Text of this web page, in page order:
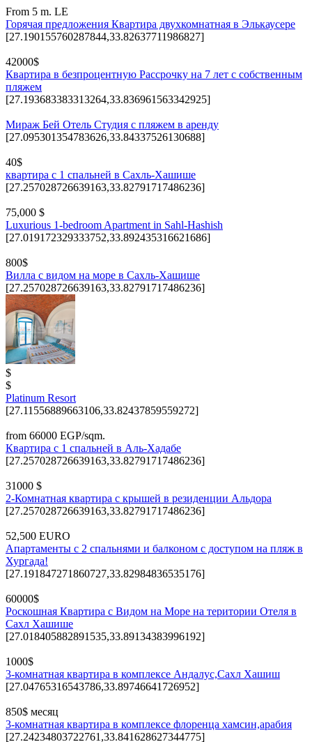
From 5 m. LE
Горячая предложения Квартира двухкомнатная в Элькаусере
[27.190155760287844,33.82637711986827]
42000$
Квартира в безпроцентную Рассрочку на 7 лет с собственным
пляжем
[27.193683383313264,33.836961563342925]
Мираж Бей Отель Студия с пляжем в аренду
[27.095301354783626,33.84337526130688]
40$
квартира с 1 спальней в Сахль-Хашише
[27.257028726639163,33.82791717486236]
75,000 $
Luxurious 1-bedroom Apartment in Sahl-Hashish
[27.019172329333752,33.892435316621686]
800$
Вилла с видом на море в Сахль-Хашише
[27.257028726639163,33.82791717486236]
$
$
Platinum Resort
[27.11556889663106,33.82437859559272]
from 66000 EGP/sqm.
Квартира с 1 спальней в Аль-Хадабе
[27.257028726639163,33.82791717486236]
31000 $
2-Комнатная квартира с крышей в резиденции Альдора
[27.257028726639163,33.82791717486236]
52,500 EURO
Апартаменты с 2 спальнями и балконом с доступом на пляж в
Хургада!
[27.191847271860727,33.82984836535176]
60000$
Роскошная Квартира с Видом на Море на територии Отеля в
Сахл Хашише
[27.018405882891535,33.89134383996192]
1000$
3-комнатная квартира в комплексе Андалус,Сахл Хашиш
[27.04765316543786,33.89746641726952]
850$ месяц
3-комнатная квартира в комплексе флоренца хамсин,арабия
[27.24234803722761,33.841628627344775]